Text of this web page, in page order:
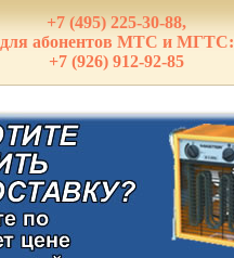
+7 (495) 225-30-88,
для абонентов МТС и МГТС:
+7 (926) 912-92-85